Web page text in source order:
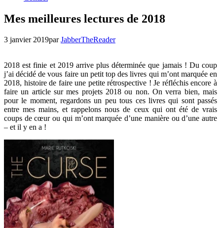
Non
classé
Mes meilleures lectures de 2018
3 janvier 2019parJabberTheReader
2018 est finie et 2019 arrive plus déterminée que jamais ! Du coup
j’ai décidé de vous faire un petit top des livres qui m’ont marquée en
2018, histoire de faire une petite rétrospective ! Je réfléchis encore à
faire un article sur mes projets 2018 ou non. On verra bien, mais
pour le moment, regardons un peu tous ces livres qui sont passés
entre mes mains, et rappelons nous de ceux qui ont été de vrais
coups de cœur ou qui m’ont marquée d’une manière ou d’une autre
– et il y en a !